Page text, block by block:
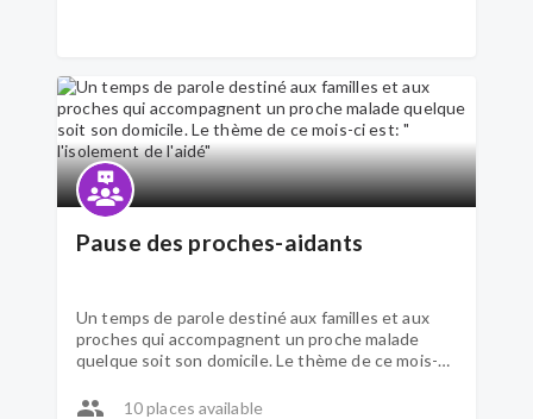
Pause des proches-aidants
Un temps de parole destiné aux familles et aux
proches qui accompagnent un proche malade
quelque soit son domicile. Le thème de ce mois-ci
10 places available